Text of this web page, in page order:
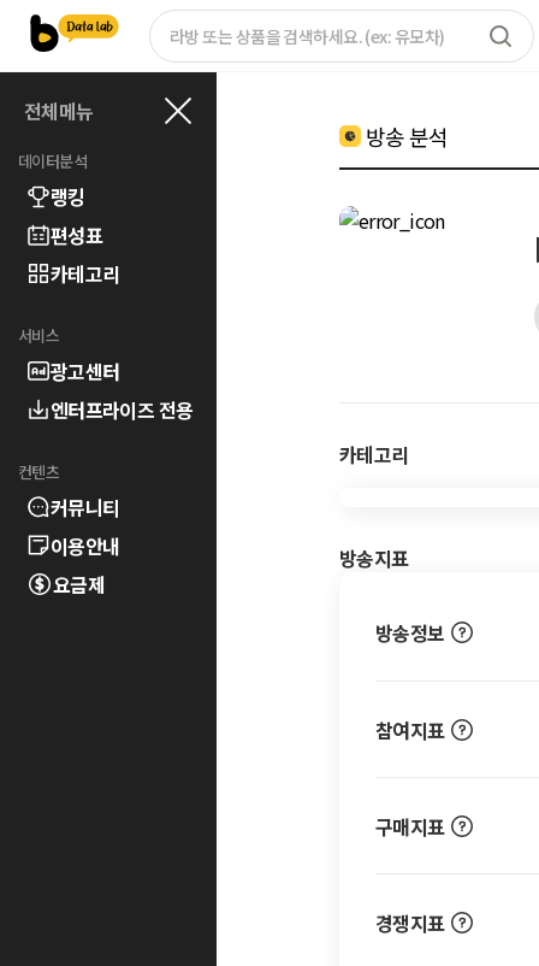
전체메뉴
데이터분석
랭킹
편성표
카테고리
서비스
광고센터
엔터프라이즈 전용
컨텐츠
커뮤니티
이용안내
요금제
방송 분석
카테고리
방송지표
방송정보
참여지표
구매지표
경쟁지표